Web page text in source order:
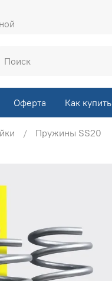
Оферта Как купить
Пружины SS20